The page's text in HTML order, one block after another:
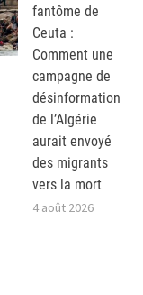
fantôme de
Ceuta :
Comment une
campagne de
désinformation
de l’Algérie
aurait envoyé
des migrants
vers la mort
4 août 2026